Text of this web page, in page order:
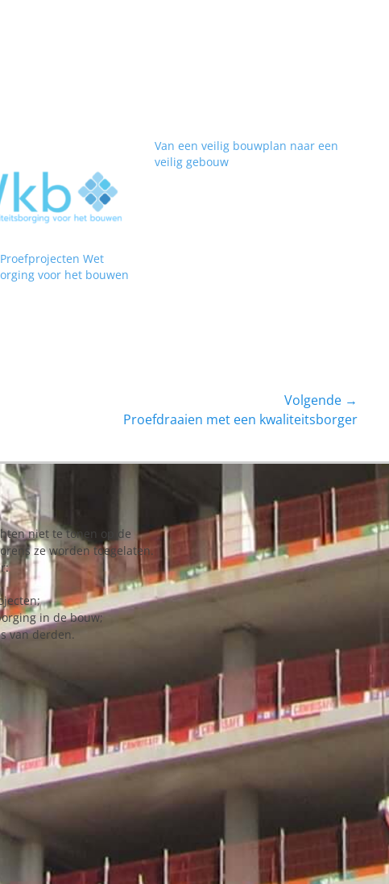
Wet
voor het bouwen
Van een veilig bouwplan naar een
veilig gebouw
Volgende →
Proefdraaien met een kwaliteitsborger
niet te tonen op de
ze worden toegelaten.
in de bouw;
van derden.